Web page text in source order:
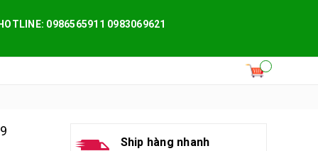
0986565911 0983069621
Ship hàng nhanh